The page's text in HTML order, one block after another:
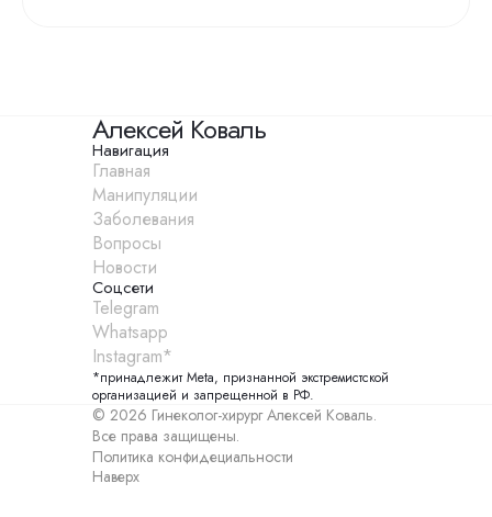
Алексей Коваль
Навигация
Главная
Манипуляции
Заболевания
Вопросы
Новости
Соцсети
Telegram
Whatsapp
Instagram*
*принадлежит Meta, признанной экстремистской
организацией и запрещенной в РФ.
© 2026 Гинеколог-хирург Алексей Коваль.
Все права защищены.
Политика конфидециальности
Наверх